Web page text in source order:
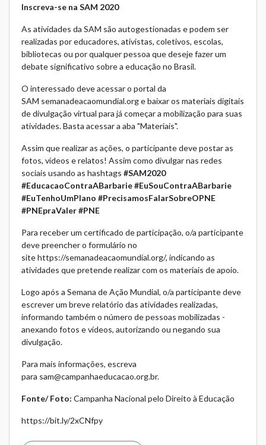
Inscreva-se na SAM 2020
As atividades da SAM são autogestionadas e podem ser
realizadas por educadores, ativistas, coletivos, escolas,
bibliotecas ou por qualquer pessoa que deseje fazer um
debate significativo sobre a educação no Brasil.
O interessado deve acessar o portal da
SAM semanadeacaomundial.orge baixar os materiais digitais
de divulgação virtual para já começar a mobilização para suas
atividades. Basta acessar a aba "Materiais".
Assim que realizar as ações, o participante deve postar as
fotos, vídeos e relatos! Assim como divulgar nas redes
sociais usando as hashtags #SAM2020
#EducacaoContraABarbarie #EuSouContraABarbarie
#EuTenhoUmPlano #PrecisamosFalarSobreOPNE
#PNEpraValer #PNE
Para receber um certificado de participação, o/a participante
deve preencher o formulário no
sitehttps://semanadeacaomundial.org/, indicando as
atividades que pretende realizar com os materiais de apoio.
Logo após a Semana de Ação Mundial, o/a participante deve
escrever um breve relatório das atividades realizadas,
informando também o número de pessoas mobilizadas -
anexando fotos e vídeos, autorizando ou negando sua
divulgação.
Para mais informações, escreva
para sam@campanhaeducacao.org.br.
Fonte/ Foto: Campanha Nacional pelo Direito à Educação
https://bit.ly/2xCNfpy